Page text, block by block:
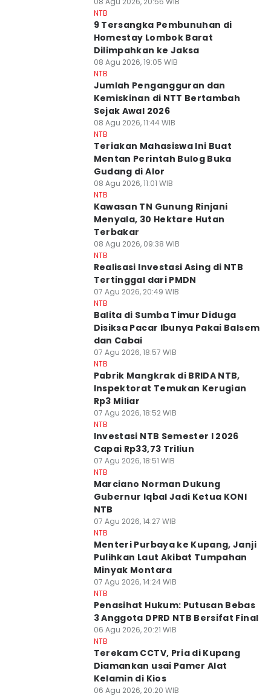
NTB
9 Tersangka Pembunuhan di
Homestay Lombok Barat
Dilimpahkan ke Jaksa
08 Agu 2026, 19:05 WIB
NTB
Jumlah Pengangguran dan
Kemiskinan di NTT Bertambah
Sejak Awal 2026
08 Agu 2026, 11:44 WIB
NTB
Teriakan Mahasiswa Ini Buat
Mentan Perintah Bulog Buka
Gudang di Alor
08 Agu 2026, 11:01 WIB
NTB
Kawasan TN Gunung Rinjani
Menyala, 30 Hektare Hutan
Terbakar
08 Agu 2026, 09:38 WIB
NTB
Realisasi Investasi Asing di NTB
Tertinggal dari PMDN
07 Agu 2026, 20:49 WIB
NTB
Balita di Sumba Timur Diduga
Disiksa Pacar Ibunya Pakai Balsem
dan Cabai
07 Agu 2026, 18:57 WIB
NTB
Pabrik Mangkrak di BRIDA NTB,
Inspektorat Temukan Kerugian
Rp3 Miliar
07 Agu 2026, 18:52 WIB
NTB
Investasi NTB Semester I 2026
Capai Rp33,73 Triliun
07 Agu 2026, 18:51 WIB
NTB
Marciano Norman Dukung
Gubernur Iqbal Jadi Ketua KONI
NTB
07 Agu 2026, 14:27 WIB
NTB
Menteri Purbaya ke Kupang, Janji
Pulihkan Laut Akibat Tumpahan
Minyak Montara
07 Agu 2026, 14:24 WIB
NTB
Penasihat Hukum: Putusan Bebas
3 Anggota DPRD NTB Bersifat Final
06 Agu 2026, 20:21 WIB
NTB
Terekam CCTV, Pria di Kupang
Diamankan usai Pamer Alat
Kelamin di Kios
06 Agu 2026, 20:20 WIB